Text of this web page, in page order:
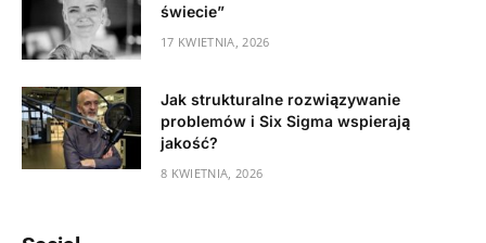
świecie”
17 KWIETNIA, 2026
Jak strukturalne rozwiązywanie
problemów i Six Sigma wspierają
jakość?
8 KWIETNIA, 2026